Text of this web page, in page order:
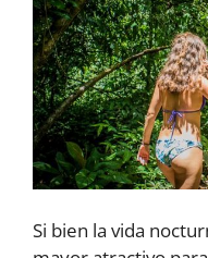
Si bien la vida